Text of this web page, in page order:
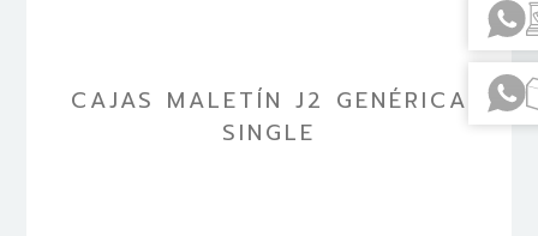
CAJAS MALETÍN J2 GENÉRICA
SINGLE